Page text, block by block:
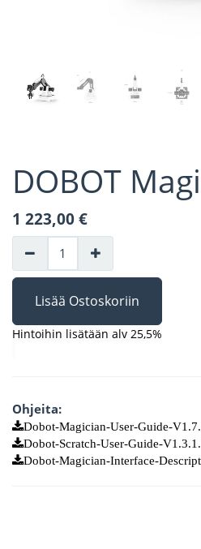
DOBOT
1 223,00€
Lisää Ostoskoriin
Hintoihin lisätään alv 25,5%
Ohjeita:
Dobot-Magician-User-Guide-
Dobot-Scratch-User-Guide-
Dobot-Magician-Interface-